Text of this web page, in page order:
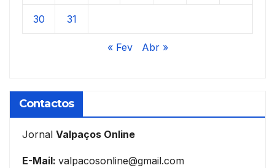
30 31
« Fev Abr »
Contactos
Jornal Valpaços Online
E-Mail: valpacosonline@gmail.com